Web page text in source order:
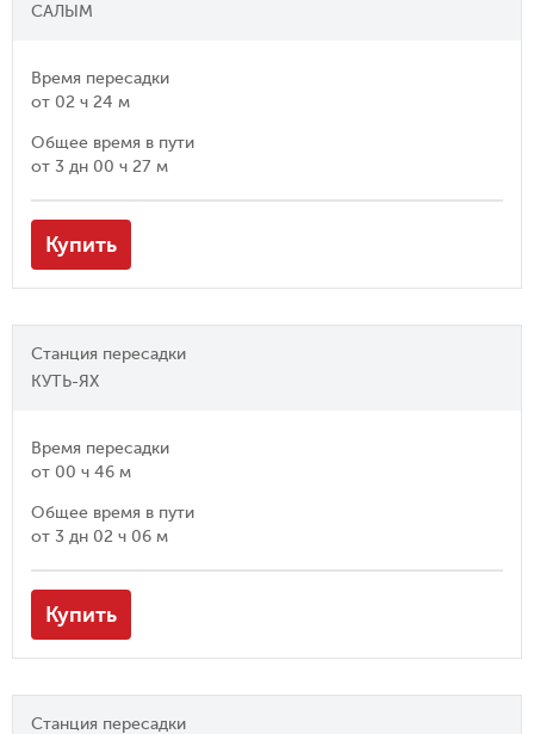
САЛЫМ
Время пересадки
от 02 ч 24 м
Общее время в пути
от 3 дн 00 ч 27 м
Купить
Станция пересадки
КУТЬ-ЯХ
Время пересадки
от 00 ч 46 м
Общее время в пути
от 3 дн 02 ч 06 м
Купить
Станция пересадки